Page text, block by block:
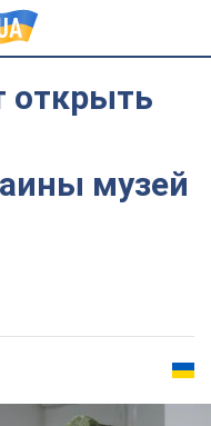
открыть
музей